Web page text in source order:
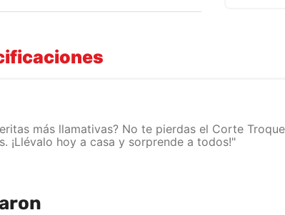
más llamativas? No te pierdas el Corte
¡Llévalo hoy a casa y sorprende a todos!"